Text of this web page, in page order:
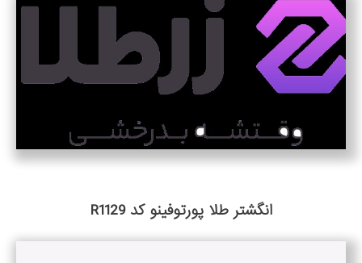
انگشتر طلا پورتوفینو کد R1129